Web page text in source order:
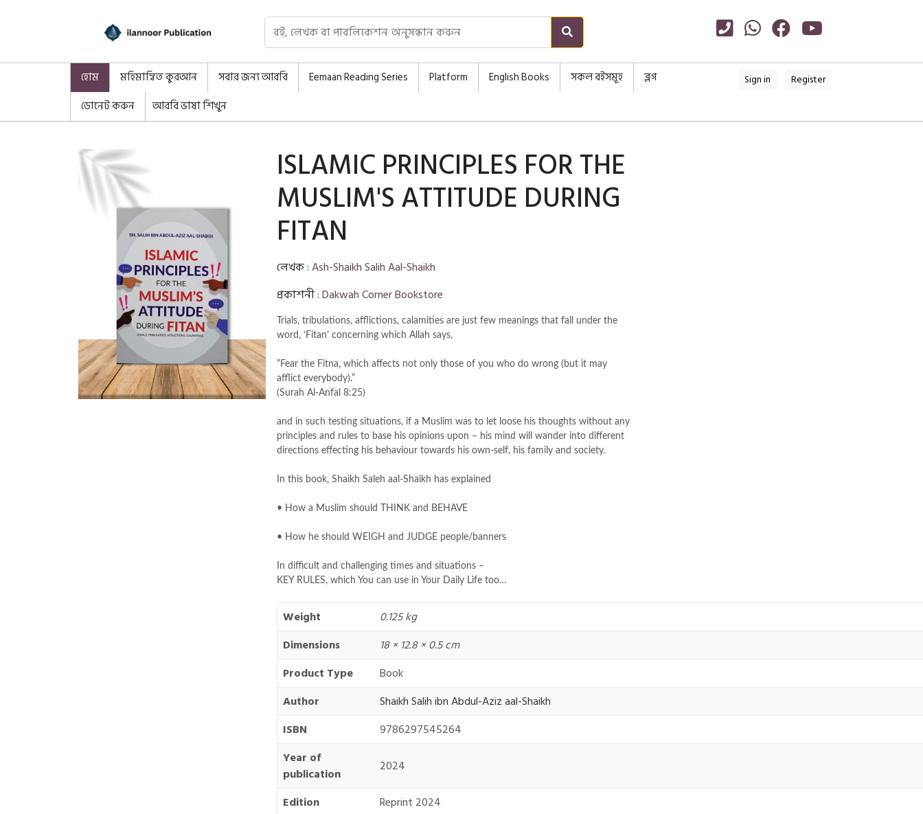
হোম মহিমান্বিত কুরআন সবার জন্য আরবি Eemaan Reading Series Platform English Books সকল বইসমূহ
ব্লগ
ডোনেট করুন
আরবি ভাষা শিখুন
Sign in Register
ISLAMIC PRINCIPLES FOR THE
MUSLIM'S ATTITUDE DURING
FITAN
লেখক :Ash-Shaikh Salih Aal-Shaikh
প্রকাশনী :Dakwah Corner Bookstore
Trials, tribulations, afflictions, calamities are just few meanings that fall under the
word, ‘Fitan’ concerning which Allah says,
“Fear the Fitna, which affects not only those of you who do wrong (but it may
afflict everybody).”
(Surah Al-Anfal 8:25)
and in such testing situations, if a Muslim was to let loose his thoughts without any
principles and rules to base his opinions upon – his mind will wander into different
directions effecting his behaviour towards his own-self, his family and society.
In this book, Shaikh Saleh aal-Shaikh has explained
• How a Muslim should THINK and BEHAVE
• How he should WEIGH and JUDGE people/banners
In difficult and challenging times and situations –
KEY RULES, which You can use in Your Daily Life too…
Weight
0.125 kg
Dimensions
18 × 12.8 × 0.5 cm
Product Type
Book
Author
Shaikh Salih ibn Abdul-Aziz aal-Shaikh
ISBN
9786297545264
Year of
publication
2024
Edition
Reprint 2024